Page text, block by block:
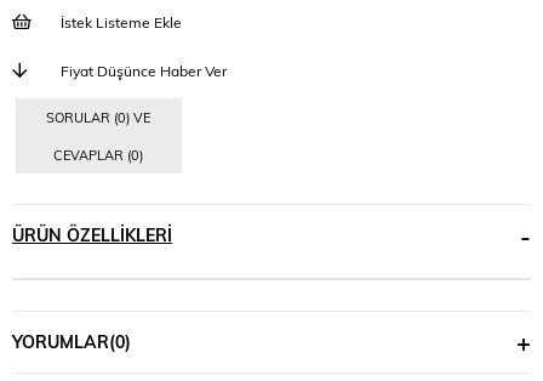
İstek Listeme Ekle
Fiyat Düşünce Haber Ver
SORULAR (0) VE
CEVAPLAR (0)
ÜRÜN ÖZELLIKLERI
YORUMLAR(0)